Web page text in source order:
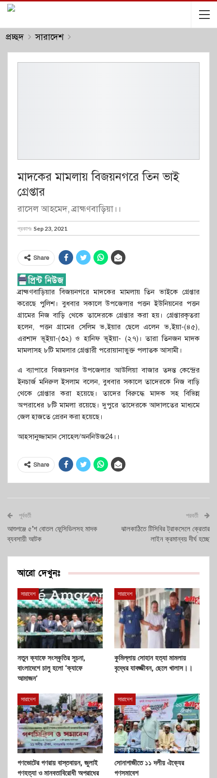
প্রচ্ছদ সারাদেশ
মাদকের মামলায় বিজয়নগরে তিন ভাই
গ্রেপ্তার
রাসেল আহমেদ, ব্রাহ্মণবাড়িয়া।।
প্রকাশঃ Sep 23, 2021
Share
ব্রাহ্মণবাড়িয়ার বিজয়নগরে মাদকের মামলায় তিন ভাইকে গ্রেপ্তার
করেছে পুলিশ। বুধবার সকালে উপজেলার পত্তন ইউনিয়নের পত্তন
গ্রামের নিজ বাড়ি থেকে তাদেরকে গ্রেপ্তার করা হয়। গ্রেপ্তারকৃতরা
হলেন, পত্তন গ্রামের সেলিম ভ‚ইয়ার ছেলে এলেন ভ‚ইয়া-(৪৫),
এরশাদ ভূইয়া-(৩২) ও হানিফ ভূইয়া- (২৭)। তারা তিনজন মাদক
মামলাসহ ৮টি মামলার গ্রেপ্তারী পরোয়ানাভুক্ত পলাতক আসামী।
এ ব্যাপারে বিজয়নগর উপজেলার আউলিয়া বাজার তদন্ত কেন্দ্রের
ইনচার্জ মনিরুল ইসলাম বলেন, বুধবার সকালে তাদেরকে নিজ বাড়ি
থেকে গ্রেপ্তার করা হয়েছে। তাদের বিরুদ্ধে মাদক সহ বিভিন্ন
অপরাধের ৮টি মামলা রয়েছে। দুপুরে তাদেরকে আদালতের মাধ্যমে
জেল হাজতে প্রেরন করা হয়েছে।
আহসানুজ্জামান সোহেল/অননিউজ24।।
Share
পূর্ববর্তী
আশুগঞ্জে ৫’শ বোতল ফেন্সিডিলসহ মাদক
ব্যবসায়ী আটক
পরবর্তী
ঝালকাঠিতে টিসিবির ট্রাকসেলে ক্রেতার
লাইন ক্রমান্বয় দীর্ঘ হচ্ছে
আরো দেখুনঃ
সারাদেশ
নতুন ক্যাফে সংস্কৃতির সূচনা,
বাংলাদেশে চালু হলো ‘ক্যাফে
আমাজন’
সারাদেশ
কুমিল্লায় সোহান হত্যা মামলায়
বৃদ্ধের যাবজ্জীবন, ছেলে খালাস।।
সারাদেশ
গণভোটের গণরায় বাস্তবায়ন, জুলাই
গণহত্যা ও মানবতাবিরোধী অপরাধের
সারাদেশ
সোনাগাজীতে ১১ দলীয় ঐক্যের
গণসমাবেশ